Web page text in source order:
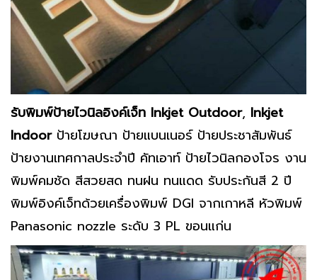
รับพิมพ์ป้ายไวนิลอิงค์เจ็ท Inkjet Outdoor, Inkjet
Indoorป้ายโฆษณา ป้ายแบนเนอร์ ป้ายประชาสัมพันธ์
ป้ายงานเทศกาลประจำปี คัทเอาท์ ป้ายไวนิลกองโจร งาน
พิมพ์คมชัด สีสวยสด ทนฝน ทนแดด รับประกันสี 2 ปี
พิมพ์อิงค์เจ็ทด้วยเครื่องพิมพ์ DGI จากเกาหลี หัวพิมพ์
Panasonic nozzle ระดับ 3 PL ขอนแก่น